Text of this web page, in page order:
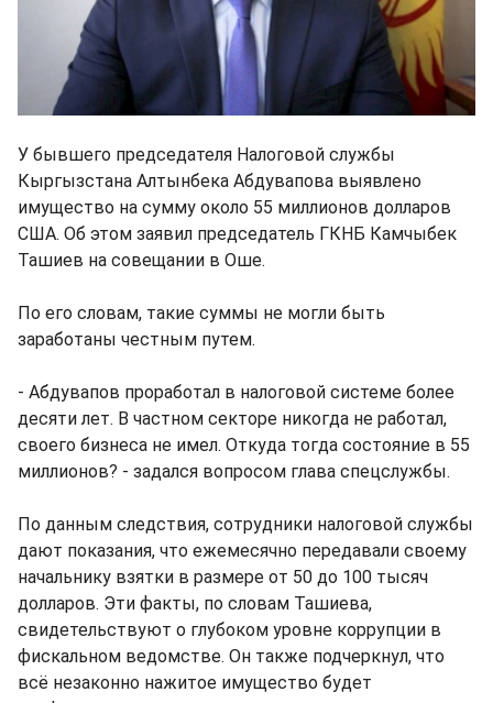
У бывшего председателя Налоговой службы
Кыргызстана Алтынбека Абдувапова выявлено
имущество на сумму около 55 миллионов долларов
США. Об этом заявил председатель ГКНБ Камчыбек
Ташиев на совещании в Оше.
По его словам, такие суммы не могли быть
заработаны честным путем.
- Абдувапов проработал в налоговой системе более
десяти лет. В частном секторе никогда не работал,
своего бизнеса не имел. Откуда тогда состояние в 55
миллионов? - задался вопросом глава спецслужбы.
По данным следствия, сотрудники налоговой службы
дают показания, что ежемесячно передавали своему
начальнику взятки в размере от 50 до 100 тысяч
долларов. Эти факты, по словам Ташиева,
свидетельствуют о глубоком уровне коррупции в
фискальном ведомстве. Он также подчеркнул, что
всё незаконно нажитое имущество будет